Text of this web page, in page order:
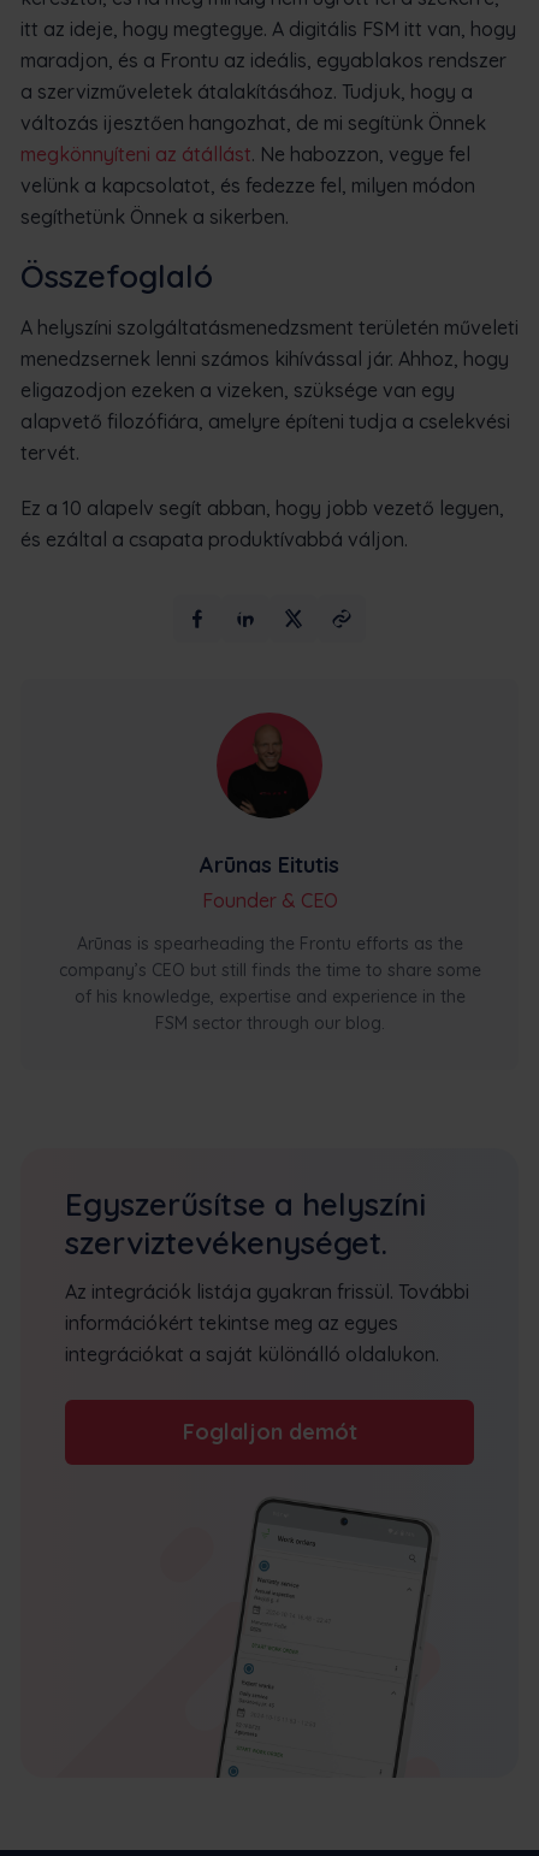
itt az ideje, hogy megtegye. A digitális FSM itt van, hogy
maradjon, és a Frontu az ideális, egyablakos rendszer
a szervizműveletek átalakításához. Tudjuk, hogy a
változás ijesztően hangozhat, de mi segítünk Önnek
megkönnyíteni az átállást. Ne habozzon, vegye fel
velünk a kapcsolatot, és fedezze fel, milyen módon
segíthetünk Önnek a sikerben.
Összefoglaló
A helyszíni szolgáltatásmenedzsment területén műveleti
menedzsernek lenni számos kihívással jár. Ahhoz, hogy
eligazodjon ezeken a vizeken, szüksége van egy
alapvető filozófiára, amelyre építeni tudja a cselekvési
tervét.
Ez a 10 alapelv segít abban, hogy jobb vezető legyen,
és ezáltal a csapata produktívabbá váljon.
Arūnas Eitutis
Founder & CEO
Arūnas is spearheading the Frontu efforts as the
company’s CEO but still finds the time to share some
of his knowledge, expertise and experience in the
FSM sector through our blog.
Egyszerűsítse a helyszíni
szerviztevékenységet.
Az integrációk listája gyakran frissül. További
információkért tekintse meg az egyes
integrációkat a saját különálló oldalukon.
Foglaljon demót